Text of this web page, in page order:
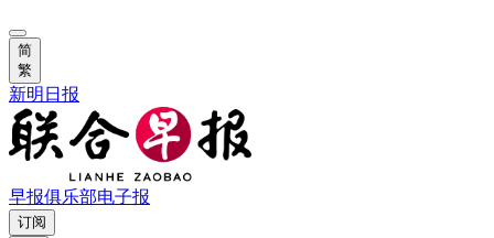
简
繁
新明日报
早报俱乐部电子报
订阅